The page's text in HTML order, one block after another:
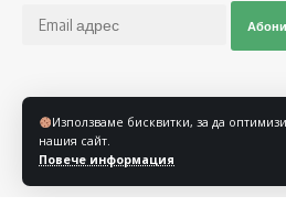
Използваме бисквитки, за да
нашия сайт.
Повече информация